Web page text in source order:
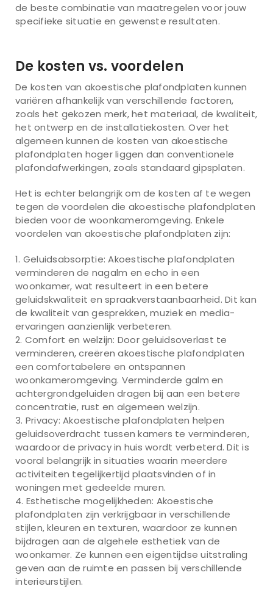
de beste combinatie van maatregelen voor jouw
specifieke situatie en gewenste resultaten.
De kosten vs. voordelen
De kosten van akoestische plafondplaten kunnen
variëren afhankelijk van verschillende factoren,
zoals het gekozen merk, het materiaal, de kwaliteit,
het ontwerp en de installatiekosten. Over het
algemeen kunnen de kosten van akoestische
plafondplaten hoger liggen dan conventionele
plafondafwerkingen, zoals standaard gipsplaten.
Het is echter belangrijk om de kosten af te wegen
tegen de voordelen die akoestische plafondplaten
bieden voor de woonkameromgeving. Enkele
voordelen van akoestische plafondplaten zijn:
Geluidsabsorptie: Akoestische plafondplaten
verminderen de nagalm en echo in een
woonkamer, wat resulteert in een betere
geluidskwaliteit en spraakverstaanbaarheid. Dit kan
de kwaliteit van gesprekken, muziek en media-
ervaringen aanzienlijk verbeteren.
Comfort en welzijn: Door geluidsoverlast te
verminderen, creëren akoestische plafondplaten
een comfortabelere en ontspannen
woonkameromgeving. Verminderde galm en
achtergrondgeluiden dragen bij aan een betere
concentratie, rust en algemeen welzijn.
Privacy: Akoestische plafondplaten helpen
geluidsoverdracht tussen kamers te verminderen,
waardoor de privacy in huis wordt verbeterd. Dit is
vooral belangrijk in situaties waarin meerdere
activiteiten tegelijkertijd plaatsvinden of in
woningen met gedeelde muren.
Esthetische mogelijkheden: Akoestische
plafondplaten zijn verkrijgbaar in verschillende
stijlen, kleuren en texturen, waardoor ze kunnen
bijdragen aan de algehele esthetiek van de
woonkamer. Ze kunnen een eigentijdse uitstraling
geven aan de ruimte en passen bij verschillende
interieurstijlen.